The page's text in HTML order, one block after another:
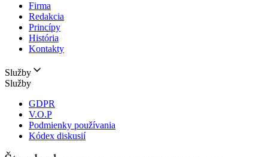
Firma
Redakcia
Princípy
História
Kontakty
Služby
Služby
GDPR
V.O.P
Podmienky používania
Kódex diskusií